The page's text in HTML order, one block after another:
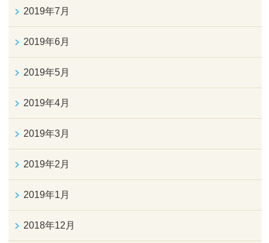
2019年7月
2019年6月
2019年5月
2019年4月
2019年3月
2019年2月
2019年1月
2018年12月